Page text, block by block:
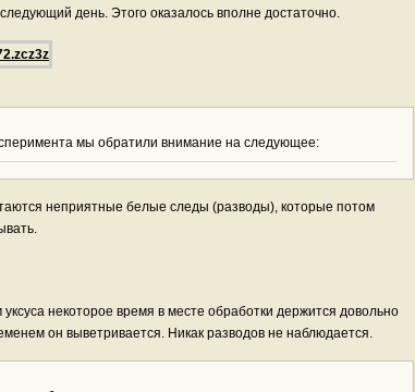
день. Этого оказалось вполне достаточно.
мы обратили внимание на следующее:
неприятные белые следы (разводы), которые потом
некоторое время в месте обработки держится довольно
он выветривается. Никак разводов не наблюдается.